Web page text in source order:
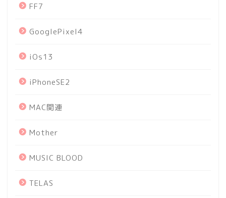
FF7
GooglePixel4
iOs13
iPhoneSE2
MAC関連
Mother
MUSIC BLOOD
TELAS